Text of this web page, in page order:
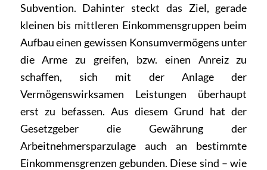
Subvention. Dahinter steckt das Ziel, gerade
kleinen bis mittleren Einkommensgruppen beim
Aufbau einen gewissen Konsumvermögens unter
die Arme zu greifen, bzw. einen Anreiz zu
schaffen, sich mit der Anlage der
Vermögenswirksamen Leistungen überhaupt
erst zu befassen. Aus diesem Grund hat der
Gesetzgeber die Gewährung der
Arbeitnehmersparzulage auch an bestimmte
Einkommensgrenzen gebunden. Diese sind – wie